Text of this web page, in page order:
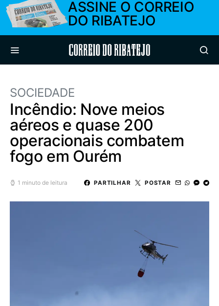
ASSINE O CORREIO
DO RIBATEJO
Correio do Ribatejo
SOCIEDADE
Incêndio: Nove meios
aéreos e quase 200
operacionais combatem
fogo em Ourém
1 minuto de leitura PARTILHAR POSTAR